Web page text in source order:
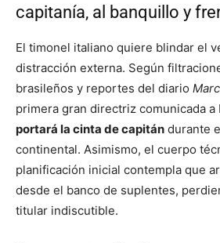
capitanía, al banquillo y
El timonel italiano quiere blindar el
distracción externa. Según
brasileños y reportes del diario
primera gran directriz comunicada a
portará la cinta de capitán durante
continental. Asimismo, el cuerpo
planificación inicial contempla que
desde el banco de suplentes,
titular indiscutible.